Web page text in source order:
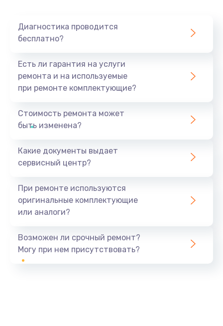
Диагностика проводится
бесплатно?
Есть ли гарантия на услуги
ремонта и на используемые
при ремонте комплектующие?
Стоимость ремонта может
быть изменена?
Какие документы выдает
сервисный центр?
При ремонте используются
оригинальные комплектующие
или аналоги?
Возможен ли срочный ремонт?
Могу при нем присутствовать?